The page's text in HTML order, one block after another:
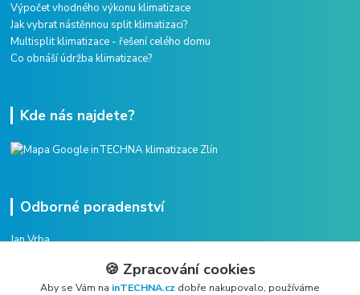
Výpočet vhodného výkonu klimatizace
Jak vybrat nástěnnou split klimatizaci?
Multisplit klimatizace - řešení celého domu
Co obnáší údržba klimatizace?
Kde nás najdete?
Odborné poradenství
Jan Vrba
🍪 Zpracování cookies
Aby se Vám na inTECHNA.cz dobře nakupovalo, používáme